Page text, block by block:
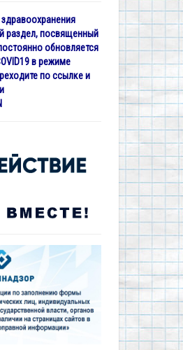
раздел, посвященный
обновляется
в режиме
по ссылке и